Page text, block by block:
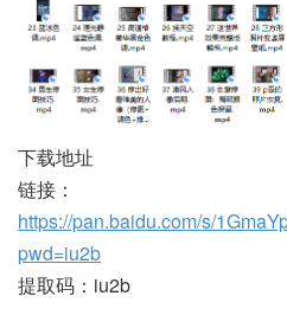
下载地址
链接：
https://pan.baidu.com/s/
pwd=iu2b
提取码：iu2b